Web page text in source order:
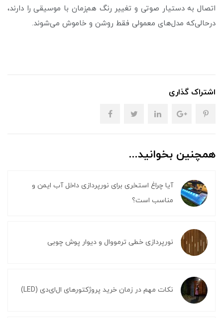
اتصال به دستیار صوتی و تغییر رنگ هم‌زمان با موسیقی را دارند،
درحالی‌که مدل‌های معمولی فقط روشن و خاموش می‌شوند.
اشتراک گذاری
همچنین بخوانید...
آیا چراغ استخری برای نورپردازی داخل آب ایمن و
مناسب است؟
نورپردازی خطی ترمووال و دیوار پوش چوبی
نکات مهم در زمان خرید پروژکتورهای ال‌ای‌دی (LED)